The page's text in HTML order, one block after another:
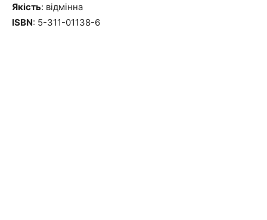
Якість: відмінна
ISBN: 5-311-01138-6